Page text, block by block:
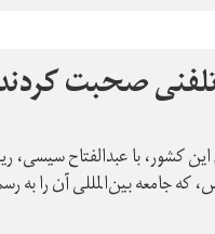
تلفنی صحبت
کشور، با عبدالفتاح سیسی،
که جامعه‌ بین‌المللی آن را